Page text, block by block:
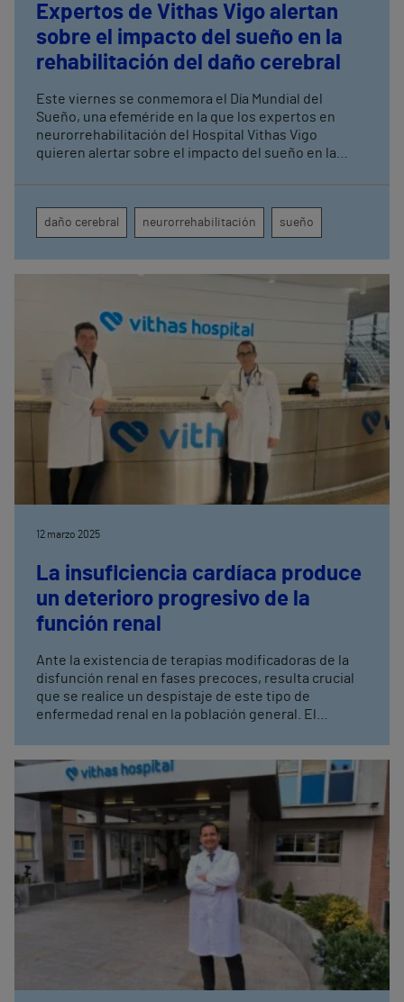
Expertos de Vithas Vigo alertan
sobre el impacto del sueño en la
rehabilitación del daño cerebral
Este viernes se conmemora el Día Mundial del
Sueño, una efeméride en la que los expertos en
neurorrehabilitación del Hospital Vithas Vigo
quieren alertar sobre el impacto del sueño en la
trastornos del sueño que pueden afectar a su
proceso de rehabilitación neurológica.
daño cerebral neurorrehabilitación sueño
12 marzo 2025
La insuficiencia cardíaca produce
un deterioro progresivo de la
función renal
Ante la existencia de terapias modificadoras de la
disfunción renal en fases precoces, resulta crucial
que se realice un despistaje de este tipo de
enfermedad renal en la población general. El
a la insuficiencia renal, y puede ser de tipo agudo o
crónico